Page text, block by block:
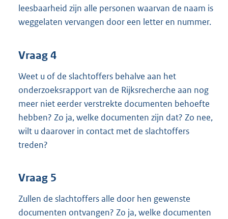
leesbaarheid zijn alle personen waarvan de naam is
weggelaten vervangen door een letter en nummer.
Vraag 4
Weet u of de slachtoffers behalve aan het
onderzoeksrapport van de Rijksrecherche aan nog
meer niet eerder verstrekte documenten behoefte
hebben? Zo ja, welke documenten zijn dat? Zo nee,
wilt u daarover in contact met de slachtoffers
treden?
Vraag 5
Zullen de slachtoffers alle door hen gewenste
documenten ontvangen? Zo ja, welke documenten